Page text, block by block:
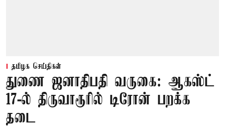
தமிழக செய்திகள்
துணை ஜனாதிபதி வருகை: ஆகஸ்ட்
17-ல் திருவாரூரில் டிரோன் பறக்க
தடை